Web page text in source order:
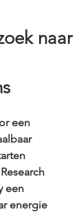
naar
een
een
energie